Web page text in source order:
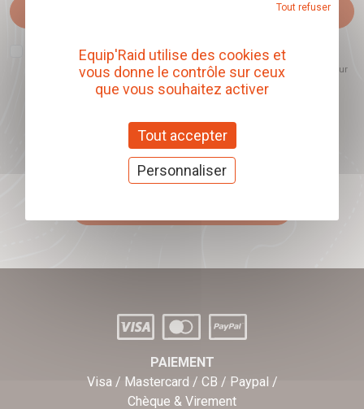
J'accepte que l'ouverture des newsletters soit mesurée, afin de mieux
comprendre les sujets qui m'intéressent et d'améliorer les contenus
proposés. Ce choix est modifiable à tout moment et reste sans incidence sur
mon inscription.
Offrez nos chèques
cadeaux
PAIEMENT
Visa / Mastercard / CB / Paypal /
Chèque & Virement
Equip'Raid utilise des cookies et
vous donne le contrôle sur ceux
que vous souhaitez activer
Tout accepter
Tout refuser
Personnaliser